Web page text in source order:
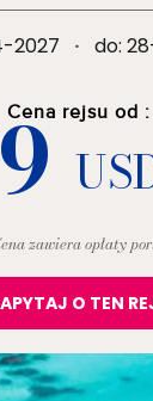
2027 · do:
Cena rejsu od :
zawiera opłaty
O TEN